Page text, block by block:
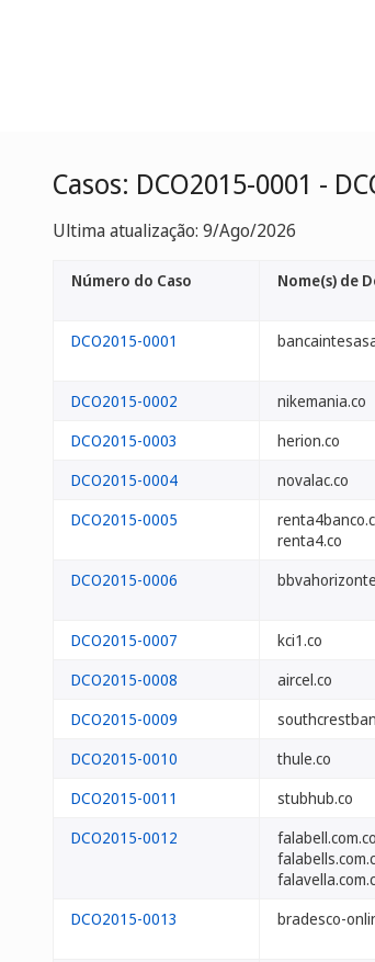
Casos: DCO2015-0001 -
Ultima atualização: 9/Ago/2026
Número do Caso Nome(s) de
DCO2015-0001
DCO2015-0002 nikemania.co
DCO2015-0003
herion.co
DCO2015-0004
novalac.co
DCO2015-0005
renta4.co
DCO2015-0006
DCO2015-0007 kci1.co
DCO2015-0008
aircel.co
DCO2015-0009
DCO2015-0010
thule.co
DCO2015-0011
stubhub.co
DCO2015-0012
falabell.com.co
DCO2015-0013 bradesco-